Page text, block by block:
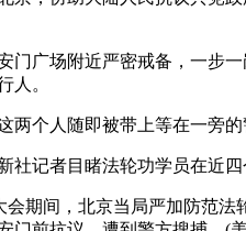
门广场附近严密戒备，一步
人。
个人随即被带上等在一旁的
社记者目睹法轮功学员在近
期间，北京当局严加防范